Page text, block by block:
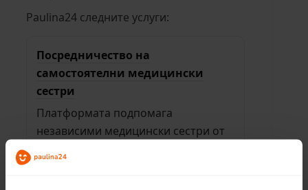
Paulina24 следните услуги:
Посредничество на
самостоятелни медицински
сестри
Платформата подпомага
независими медицински сестри от